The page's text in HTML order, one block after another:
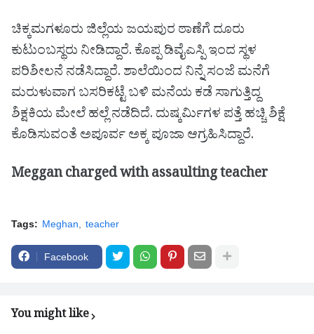
ಚಿಕ್ಕಮಗಳೂರು ಜಿಲ್ಲೆಯ ಜಯಪುರ ಠಾಣೆಗೆ ದೂರು
ಕುಟುಂಬಸ್ಥರು ನೀಡಿದ್ದಾರೆ. ಕೊಪ್ಪ ಡಿವೈಎಸ್ಪಿ ಇಂದ ಸ್ಥಳ
ಪರಿಶೀಲನೆ ನಡೆಸಿದ್ದಾರೆ. ಶಾಲೆಯಿಂದ ನಿನ್ನೆ ಸಂಜೆ ಮನೆಗೆ
ಮರುಳುವಾಗ ಬಸರಿಕಟ್ಟೆ ಬಳಿ ಮನೆಯ ಕಡೆ ಸಾಗುತ್ತಿದ್ದ
ಶಿಕ್ಷಕಿಯ ಮೇಲೆ ಹಲ್ಲೆ ನಡೆದಿದೆ. ದುಷ್ಕರ್ಮಿಗಳ ಪತ್ತೆ ಹಚ್ಚಿ ಶಿಕ್ಷೆ
ಕೊಡಿಸುವಂತೆ ಅಪೂರ್ವ ಅಕ್ಕ ಪೂಜಾ ಆಗ್ರಹಿಸಿದ್ದಾರೆ.
Meggan charged with assaulting teacher
Tags: Meghan teacher
Facebook
You might like